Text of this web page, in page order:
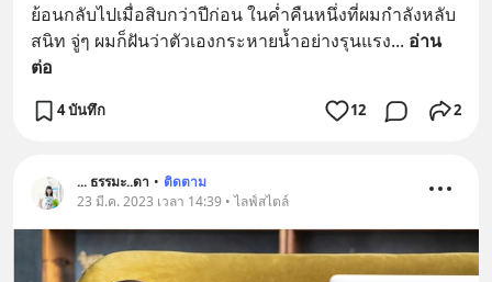
ย้อนกลับไปเมื่อสิบกว่าปีก่อน ในค่ำคืนหนึ่งที่ผมกำลังหลับ
สนิท จู่ๆ ผมก็ฝันว่าตัวเองกระหายน้ำอย่างรุนแรง... อ่าน
ต่อ
4 บันทึก 12 2
... ธรรมะ..ดา • ติดตาม
23 มี.ค. 2023 เวลา 14:39 • ไลฟ์สไตล์